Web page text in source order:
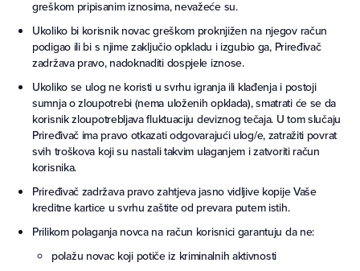
greškom pripisanim iznosima, nevažeće su.
Ukoliko bi korisnik novac greškom proknjižen na njegov račun
podigao ili bi s njime zaključio opkladu i izgubio ga, Priređivač
zadržava pravo, nadoknaditi dospjele iznose.
Ukoliko se ulog ne koristi u svrhu igranja ili klađenja i postoji
sumnja o zloupotrebi (nema uloženih opklada), smatrati će se da
korisnik zloupotrebljava fluktuaciju deviznog tečaja. U tom slučaju
Priređivač ima pravo otkazati odgovarajući ulog/e, zatražiti povrat
svih troškova koji su nastali takvim ulaganjem i zatvoriti račun
korisnika.
Priređivač zadržava pravo zahtjeva jasno vidljive kopije Vaše
kreditne kartice u svrhu zaštite od prevara putem istih.
Prilikom polaganja novca na račun korisnici garantuju da ne:
polažu novac koji potiče iz kriminalnih aktivnosti